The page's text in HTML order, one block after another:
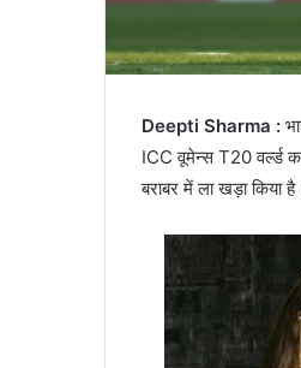
Deepti Sharma :
ICC वूमेन्स T20 वर्ल्ड
बराबर में ला खड़ा किया